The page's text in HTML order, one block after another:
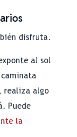
disfruta.
al sol
realiza algo
Puede
la